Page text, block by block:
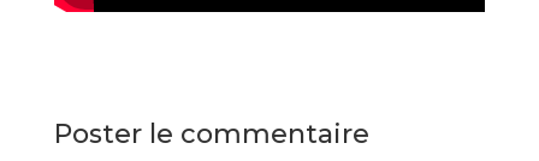
Poster le commentaire